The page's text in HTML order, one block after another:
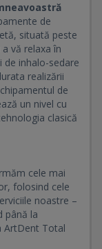
de
situată peste
vă relaxa în
inhalo-sedare
realizării
de
un nivel cu
clasică
cele mai
folosind cele
noastre –
până la
ArtDent Total